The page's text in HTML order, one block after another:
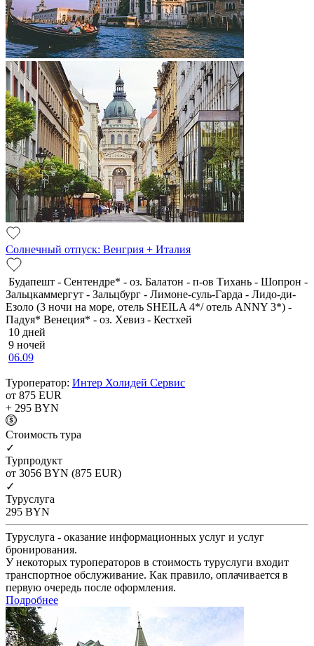
Солнечный отпуск: Венгрия + Италия
Будапешт - Сентендре* - оз. Балатон - п-ов Тихань - Шопрон -
Зальцкаммергут - Зальцбург - Лимоне-суль-Гарда - Лидо-ди-
Езоло (3 ночи на море, отель SHEILA 4*/ отель ANNY 3*) -
Падуя* Венеция* - оз. Хевиз - Кестхей
10 дней
9 ночей
06.09
Туроператор: Интер Холидей Сервис
от 875 EUR
+ 295 BYN
Cтоимость тура
✓
Турпродукт
от 3056 BYN (875 EUR)
✓
Туруслуга
295 BYN
Туруслуга - оказание информационных услуг и услуг
бронирования.
У некоторых туроператоров в стоимость туруслуги входит
транспортное обслуживание. Как правило, оплачивается в
первую очередь после оформления.
Подробнее